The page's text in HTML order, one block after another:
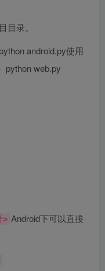
目录。
android.py使用
python web.py
> Android下可以直接